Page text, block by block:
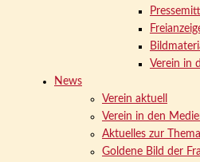
Verein in
News
Verein aktuell
Verein in den
Aktuelles zur
Goldene Bild der